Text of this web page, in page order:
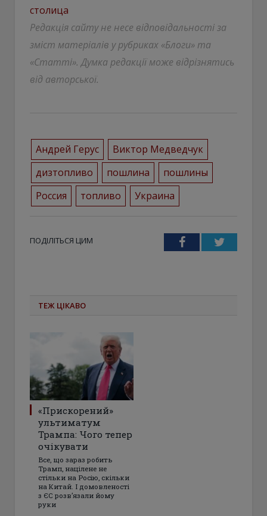
столица
Редакція сайту не несе відповідальності за
зміст матеріалів у рубриках «Блоги» та
«Статті». Думка редакції може відрізнятись
від авторської.
Андрей Герус
Виктор Медведчук
дизтопливо
пошлина
пошлины
Россия
топливо Украина
ПОДІЛІТЬСЯ ЦИМ FacebookTwitter
ТЕЖ ЦІКАВО
«Прискорений»
ультиматум
Трампа: Чого тепер
очікувати
Все, що зараз робить
Трамп, націлене не
стільки на Росію, скільки
на Китай. І домовленості
з ЄС розвʼязали йому
руки